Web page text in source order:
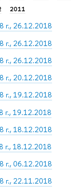
2011
г., 26.12.2018
г., 26.12.2018
г., 26.12.2018
г., 20.12.2018
г., 19.12.2018
г., 19.12.2018
г., 18.12.2018
г., 18.12.2018
г., 06.12.2018
г., 22.11.2018